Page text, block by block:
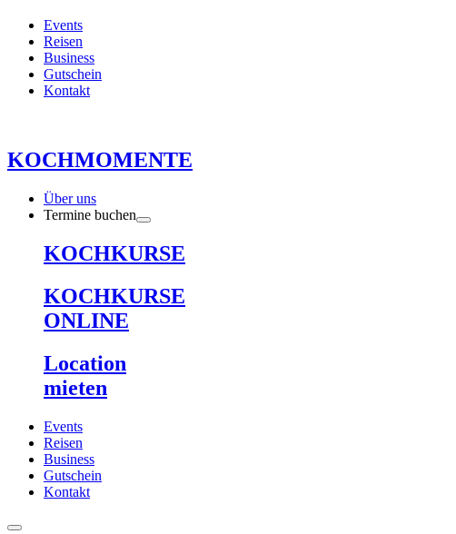
Events
Reisen
Business
Gutschein
Kontakt
KOCHMOMENTE
Über uns
Termine buchen
KOCHKURSE
KOCHKURSE
ONLINE
Location
mieten
Events
Reisen
Business
Gutschein
Kontakt